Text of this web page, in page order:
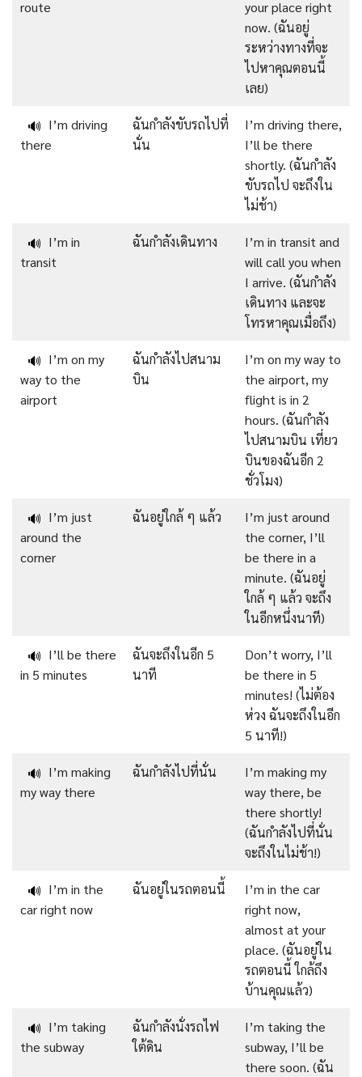
route
your place right
now. (ฉันอยู่
ระหว่างทางที่จะ
ไปหาคุณตอนนี้
เลย)
🔊 I’m driving
there
ฉันกำลังขับรถไปที่
นั่น
I’m driving there,
I’ll be there
shortly. (ฉันกำลัง
ขับรถไป จะถึงใน
ไม่ช้า)
🔊 I’m in
transit
ฉันกำลังเดินทาง
I’m in transit and
will call you when
I arrive. (ฉันกำลัง
เดินทาง และจะ
โทรหาคุณเมื่อถึง)
🔊 I’m on my
way to the
airport
ฉันกำลังไปสนาม
บิน
I’m on my way to
the airport, my
flight is in 2
hours. (ฉันกำลัง
ไปสนามบิน เที่ยว
บินของฉันอีก 2
ชั่วโมง)
🔊 I’m just
around the
corner
ฉันอยู่ใกล้ ๆ แล้ว
I’m just around
the corner, I’ll
be there in a
minute. (ฉันอยู่
ใกล้ ๆ แล้ว จะถึง
ในอีกหนึ่งนาที)
🔊 I’ll be there
in 5 minutes
ฉันจะถึงในอีก 5
นาที
Don’t worry, I’ll
be there in 5
minutes! (ไม่ต้อง
ห่วง ฉันจะถึงในอีก
5 นาที!)
🔊 I’m making
my way there
ฉันกำลังไปที่นั่น
I’m making my
way there, be
there shortly!
(ฉันกำลังไปที่นั่น
จะถึงในไม่ช้า!)
🔊 I’m in the
car right now
ฉันอยู่ในรถตอนนี้
I’m in the car
right now,
almost at your
place. (ฉันอยู่ใน
รถตอนนี้ ใกล้ถึง
บ้านคุณแล้ว)
🔊 I’m taking
the subway
ฉันกำลังนั่งรถไฟ
ใต้ดิน
I’m taking the
subway, I’ll be
there soon. (ฉัน